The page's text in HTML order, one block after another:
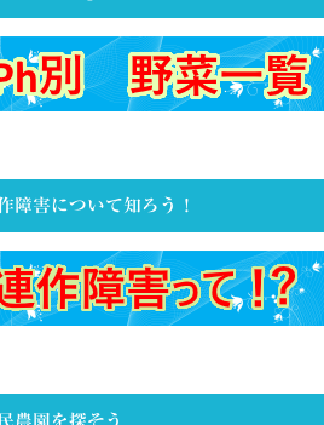
障害について知ろう！
農園を探そう